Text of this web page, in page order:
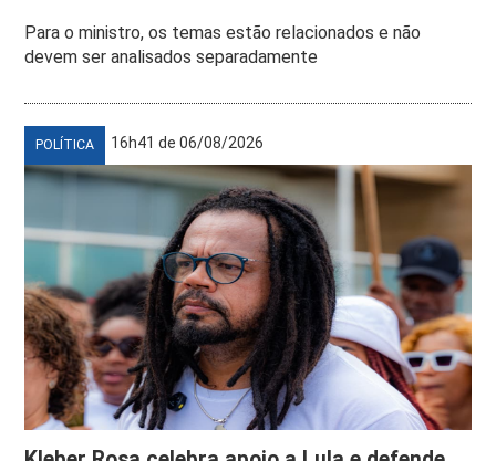
Para o ministro, os temas estão relacionados e não
devem ser analisados separadamente
POLÍTICA 16h41 de 06/08/2026